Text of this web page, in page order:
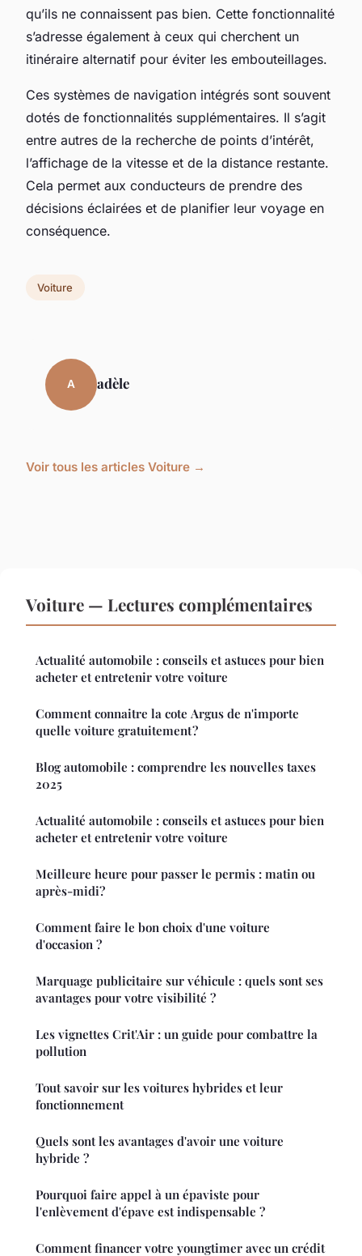
qu’ils ne connaissent pas bien. Cette fonctionnalité
s’adresse également à ceux qui cherchent un
itinéraire alternatif pour éviter les embouteillages.
Ces systèmes de navigation intégrés sont souvent
dotés de fonctionnalités supplémentaires. Il s’agit
entre autres de la recherche de points d’intérêt,
l’affichage de la vitesse et de la distance restante.
Cela permet aux conducteurs de prendre des
décisions éclairées et de planifier leur voyage en
conséquence.
Voiture
A adèle
Voir tous les articles Voiture →
Voiture — Lectures complémentaires
Actualité automobile : conseils et astuces pour bien
acheter et entretenir votre voiture
Comment connaitre la cote Argus de n'importe
quelle voiture gratuitement ?
Blog automobile : comprendre les nouvelles taxes
2025
Actualité automobile : conseils et astuces pour bien
acheter et entretenir votre voiture
Meilleure heure pour passer le permis : matin ou
après-midi?
Comment faire le bon choix d'une voiture
d'occasion ?
Marquage publicitaire sur véhicule : quels sont ses
avantages pour votre visibilité ?
Les vignettes Crit'Air : un guide pour combattre la
pollution
Tout savoir sur les voitures hybrides et leur
fonctionnement
Quels sont les avantages d'avoir une voiture
hybride ?
Pourquoi faire appel à un épaviste pour
l'enlèvement d'épave est indispensable ?
Comment financer votre youngtimer avec un crédit